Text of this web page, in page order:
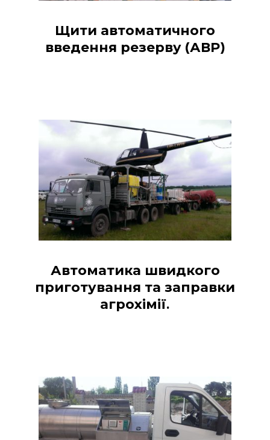
Щити автоматичного
введення резерву (АВР)
Автоматика швидкого
приготування та заправки
агрохімії.